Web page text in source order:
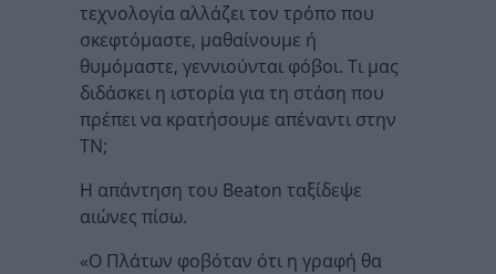
τεχνολογία αλλάζει τον τρόπο που
σκεφτόμαστε, μαθαίνουμε ή
θυμόμαστε, γεννιούνται φόβοι. Τι μας
διδάσκει η ιστορία για τη στάση που
πρέπει να κρατήσουμε απέναντι στην
ΤΝ;
Η απάντηση του Beaton ταξίδεψε
αιώνες πίσω.
«Ο Πλάτων φοβόταν ότι η γραφή θα